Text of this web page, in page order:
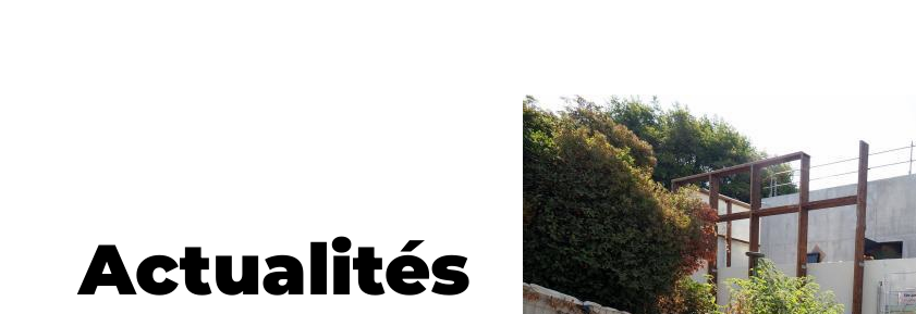
Actualités